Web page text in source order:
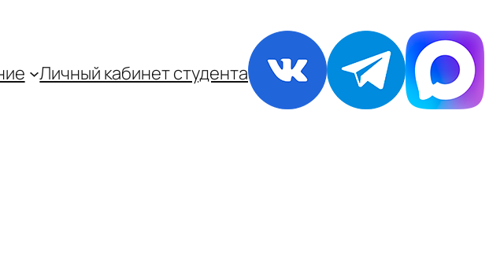
Личный кабинет студента